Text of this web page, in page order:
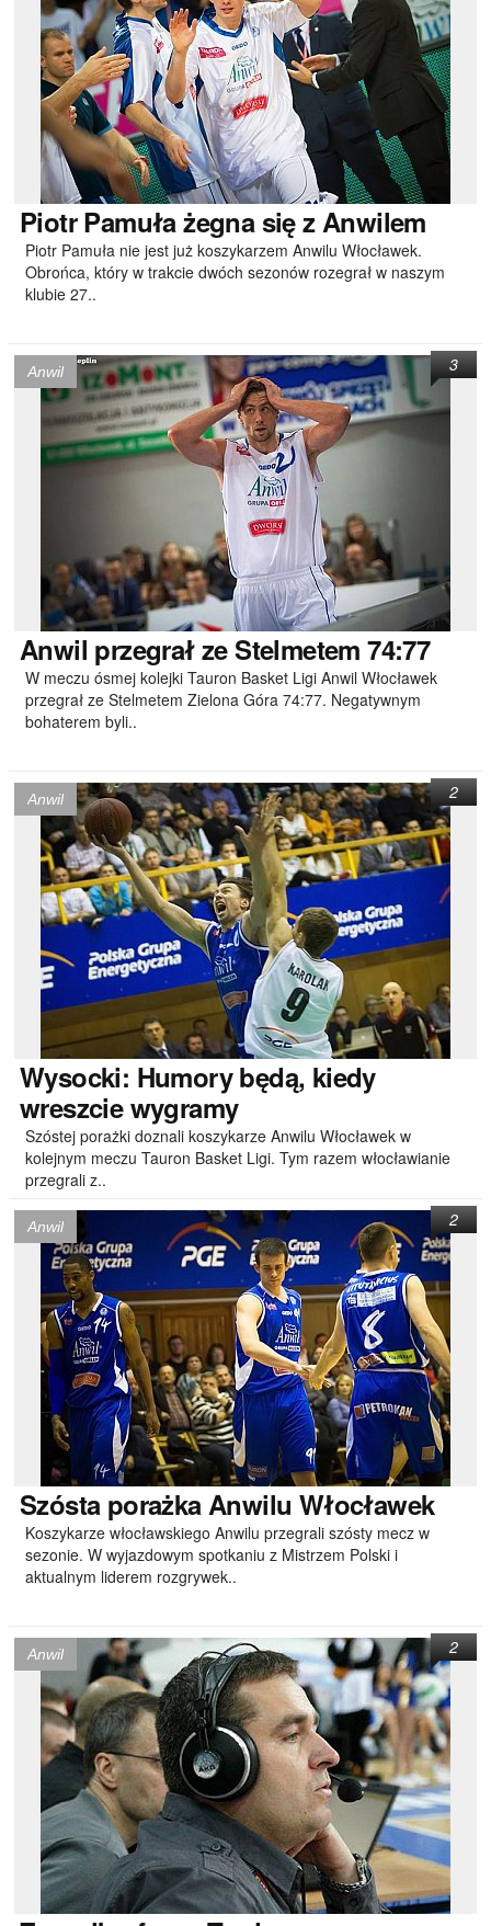
PiotrPamuła żegna się z Anwilem
Piotr Pamuła nie jest już koszykarzem Anwilu Włocławek.
Obrońca, który w trakcie dwóch sezonów rozegrał w naszym
klubie 27..
Anwil
Anwil przegrał ze Stelmetem 74:77
W meczu ósmej kolejki Tauron Basket Ligi Anwil Włocławek
przegrał ze Stelmetem Zielona Góra 74:77. Negatywnym
bohaterem byli..
3
Anwil
Wysocki: Humory będą, kiedy
wreszcie wygramy
Szóstej porażki doznali koszykarze Anwilu Włocławek w
kolejnym meczu Tauron Basket Ligi. Tym razem włocławianie
przegrali z..
2
Anwil
Szóstaporażka Anwilu Włocławek
Koszykarze włocławskiego Anwilu przegrali szósty mecz w
sezonie. W wyjazdowym spotkaniu z Mistrzem Polski i
aktualnym liderem rozgrywek..
2
Anwil 2